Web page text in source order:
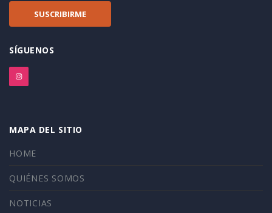
SÍGUENOS
MAPA DEL SITIO
HOME
QUIÉNES SOMOS
NOTICIAS